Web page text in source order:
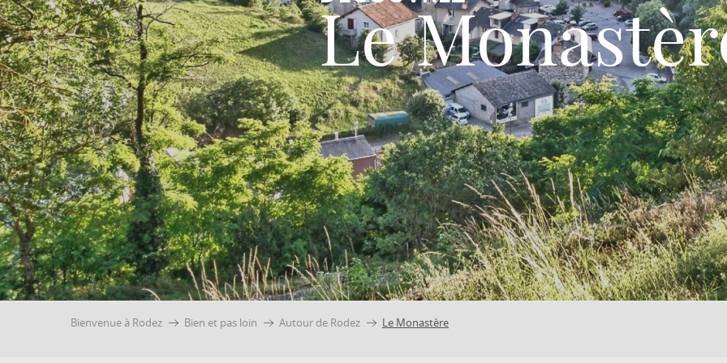
Le
Bienvenue à Rodez Bien et pas loin Autour de Rodez Le Monastère